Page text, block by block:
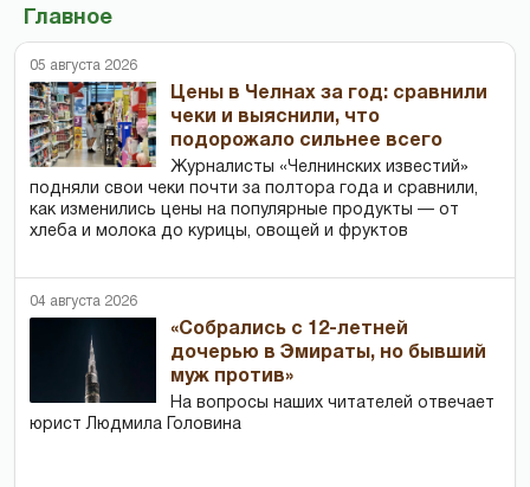
Главное
05 августа 2026
Цены в Челнах за год: сравнили
чеки и выяснили, что
подорожало сильнее всего
Журналисты «Челнинских известий»
подняли свои чеки почти за полтора года и сравнили,
как изменились цены на популярные продукты — от
хлеба и молока до курицы, овощей и фруктов
04 августа 2026
«Собрались с 12-летней
дочерью в Эмираты, но бывший
муж против»
На вопросы наших читателей отвечает
юрист Людмила Головина